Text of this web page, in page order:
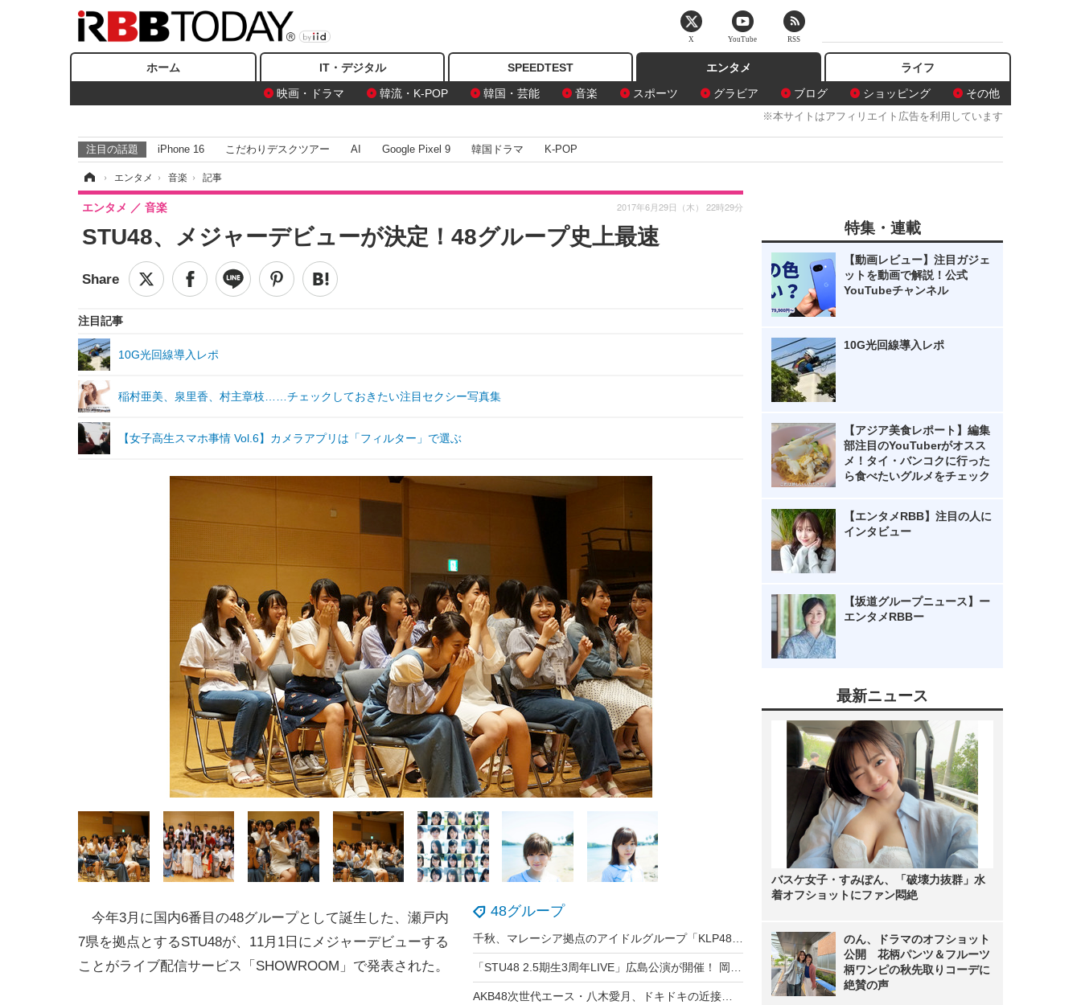
ホーム IT・デジタル SPEEDTEST
エンタメ
映画・ドラマ
韓流・K-POP 韓国・芸能 音楽 スポーツ グラビア ブログ ショッピング その他
ライフ
※本サイトはアフィリエイト広告を利用しています
注目の話題 iPhone 16 こだわりデスクツアー AI Google Pixel 9 韓国ドラマ K-POP
› エンタメ › 音楽 › 記事
STU48、メジャーデビューが決定！48グループ史上最速
エンタメ 音楽 2017年6月29日（木） 22時29分
注目記事
10G光回線導入レポ
稲村亜美、泉里香、村主章枝……チェックしておきたい注目セクシー写真集
【女子高生スマホ事情 Vol.6】カメラアプリは「フィルター」で選ぶ
48グループ
今年3月に国内6番目の48グループとして誕生した、瀬戸内
7県を拠点とするSTU48が、11月1日にメジャーデビューする
ことがライブ配信サービス「SHOWROOM」で発表された。
特集・連載
【動画レビュー】注目ガジェ
ットを動画で解説！公式
YouTubeチャンネル
10G光回線導入レポ
【アジア美食レポート】編集
部注目のYouTuberがオスス
メ！タイ・バンコクに行った
ら食べたいグルメをチェック
【エンタメRBB】注目の人に
インタビュー
【坂道グループニュース】ー
エンタメRBBー
最新ニュース
バスケ女子・すみぽん、「破壊力抜群」水
着オフショットにファン悶絶
のん、ドラマのオフショット
公開 花柄パンツ＆フルーツ
柄ワンピの秋先取りコーデに
絶賛の声
X YouTube RSS